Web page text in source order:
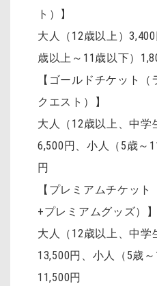
ト）】
大人（12歳以上）
歳以上～11歳以下）
【ゴールドチケット
クエスト）】
大人（12歳以上、中学
6,500円、小人（5歳～
円
【プレミアムチケッ
+プレミアムグッズ）】
大人（12歳以上、中学
13,500円、小人（5歳
11,500円